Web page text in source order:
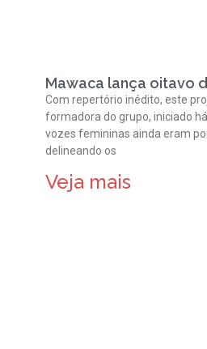
Mawaca lança oitavo
Com repertório inédito, este
formadora do grupo, iniciado
vozes femininas ainda eram
delineando os
Veja mais